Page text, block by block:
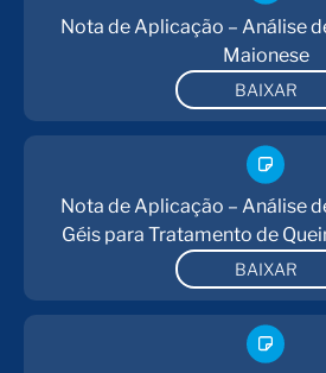
Nota de Aplicação – Análise
Maionese
BAIXAR
Nota de Aplicação – Análise
Géis para Tratamento de
BAIXAR